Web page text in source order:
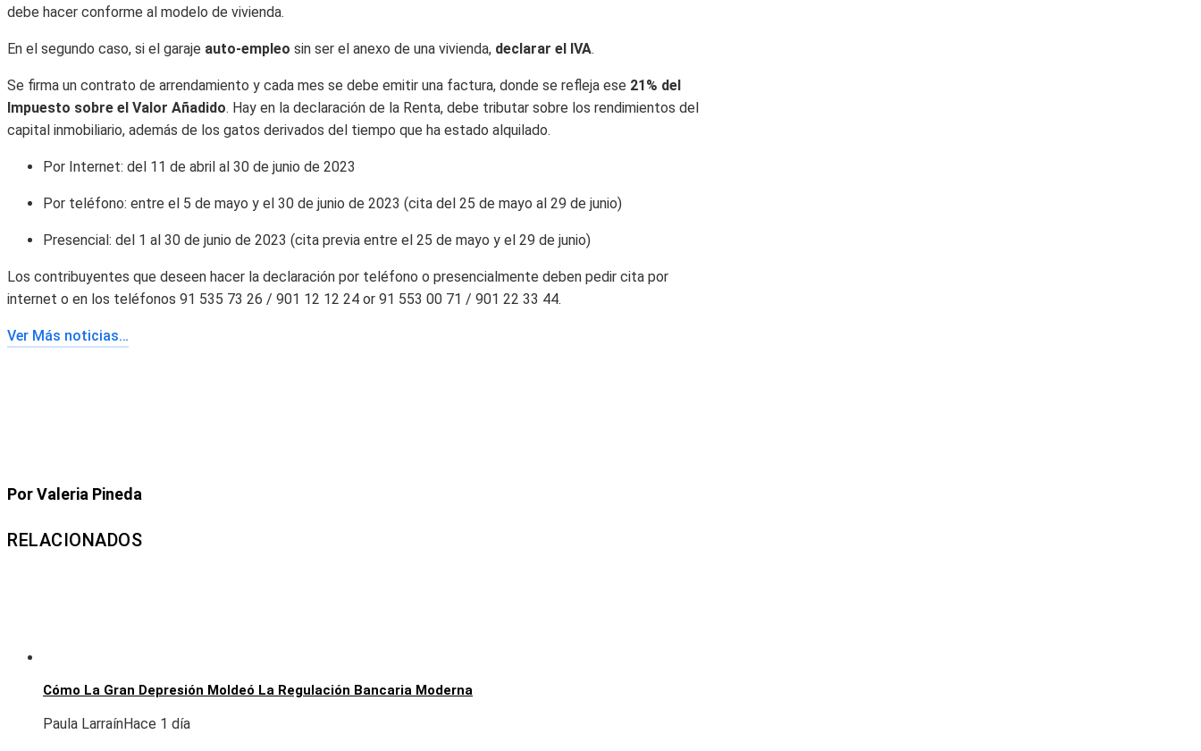
debe hacer conforme al modelo de vivienda.
En el segundo caso, si el garaje auto-empleo sin ser el anexo de una vivienda, declarar el IVA.
Se firma un contrato de arrendamiento y cada mes se debe emitir una factura, donde se refleja ese 21% del
Impuesto sobre el Valor Añadido. Hay en la declaración de la Renta, debe tributar sobre los rendimientos del
capital inmobiliario, además de los gatos derivados del tiempo que ha estado alquilado.
Por Internet: del 11 de abril al 30 de junio de 2023
Por teléfono: entre el 5 de mayo y el 30 de junio de 2023 (cita del 25 de mayo al 29 de junio)
Presencial: del 1 al 30 de junio de 2023 (cita previa entre el 25 de mayo y el 29 de junio)
Los contribuyentes que deseen hacer la declaración por teléfono o presencialmente deben pedir cita por
internet o en los teléfonos 91 535 73 26 / 901 12 12 24 or 91 553 00 71 / 901 22 33 44.
Ver Más noticias…
Por Valeria Pineda
RELACIONADOS
Cómo La Gran Depresión Moldeó La Regulación Bancaria Moderna
Paula LarraínHace 1 día